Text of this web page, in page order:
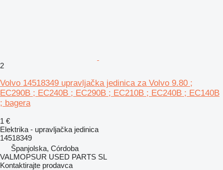
2
Volvo 14518349 upravljačka jedinica za Volvo 9.80 ;
EC290B ; EC240B ; EC290B ; EC210B ; EC240B ; EC140B
; bagera
1 €
Elektrika - upravljačka jedinica
14518349
Španjolska, Córdoba
VALMOPSUR USED PARTS SL
Kontaktirajte prodavca